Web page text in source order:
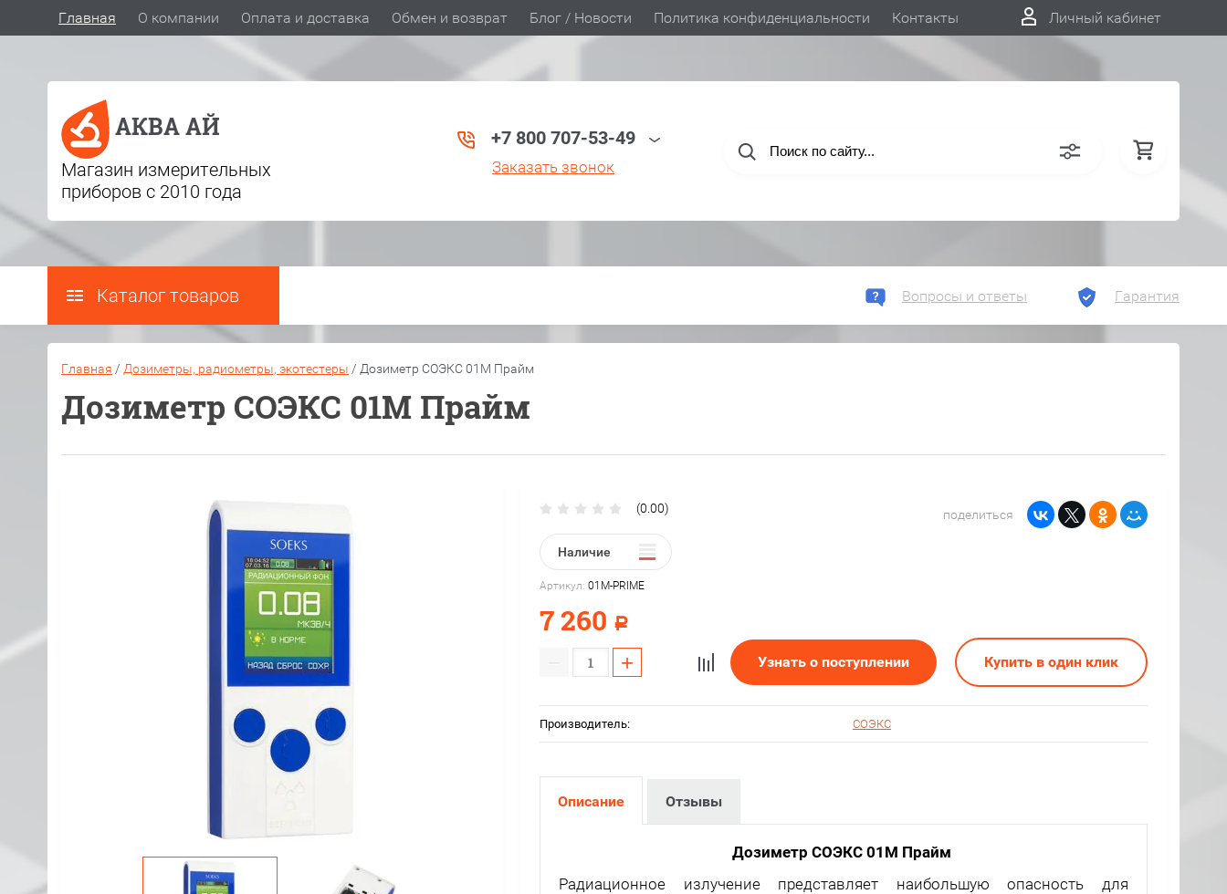
Главная О компании Оплата и доставка Обмен и возврат Блог / Новости Политика конфиденциальности Контакты Личный кабинет
АКВА АЙ
Магазин измерительных
приборов с 2010 года
+7 800 707-53-49
Заказать звонок
Каталог товаров Вопросы и ответы Гарантия
Главная / Дозиметры, радиометры, экотестеры / Дозиметр СОЭКС 01М Прайм
Дозиметр СОЭКС 01М Прайм
(0.00)
Наличие
Артикул: 01M-PRIME
7 260 Р
поделиться
+ Узнать о поступлении Купить в один клик
Производитель: СОЭКС
Описание Отзывы
Дозиметр СОЭКС 01М Прайм
Радиационное излучение представляет наибольшую опасность для